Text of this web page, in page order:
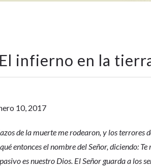
infierno en la
10, 2017
de la muerte me rodearon, y los terrores
entonces el nombre del Señor, diciendo:
es nuestro Dios. El Señor guarda a los